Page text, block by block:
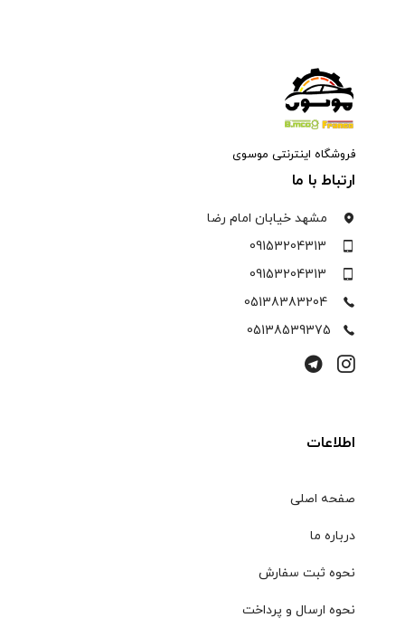
فروشگاه اینترنتی موسوی
ارتباط با ما
مشهد خیابان امام رضا
09153204313
09153204313
05138383204
05138539375
اطلاعات
صفحه اصلی
درباره ما
نحوه ثبت سفارش
نحوه ارسال و پرداخت